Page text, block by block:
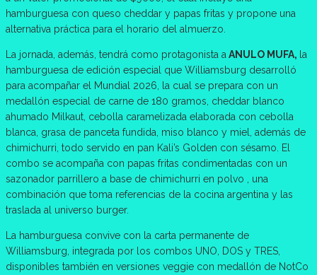
hamburguesa con queso cheddar y papas fritas y propone una
alternativa práctica para el horario del almuerzo.
La jornada, además, tendrá como protagonista a ANULO MUFA, la
hamburguesa de edición especial que Williamsburg desarrolló
para acompañar el Mundial 2026, la cual se prepara con un
medallón especial de carne de 180 gramos, cheddar blanco
ahumado Milkaut, cebolla caramelizada elaborada con cebolla
blanca, grasa de panceta fundida, miso blanco y miel, además de
chimichurri, todo servido en pan Kali’s Golden con sésamo. El
combo se acompaña con papas fritas condimentadas con un
sazonador parrillero a base de chimichurri en polvo , una
combinación que toma referencias de la cocina argentina y las
traslada al universo burger.
La hamburguesa convive con la carta permanente de
Williamsburg, integrada por los combos UNO, DOS y TRES,
disponibles también en versiones veggie con medallón de NotCo